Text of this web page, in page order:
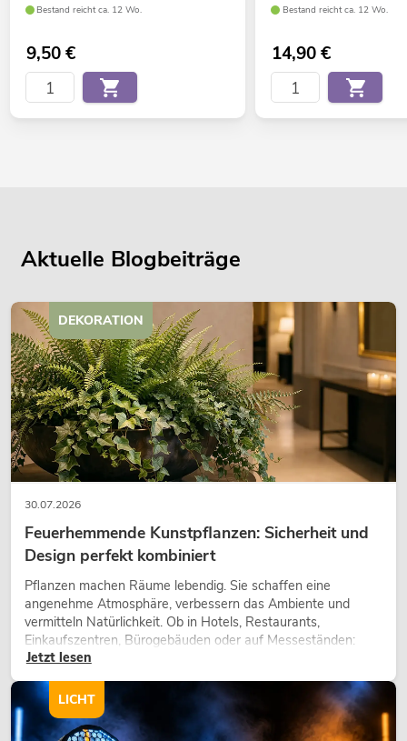
Bestand reicht ca. 12 Wo.
9,50€
Bestand reicht ca. 12 Wo.
14,90€
Aktuelle Blogbeiträge
30.07.2026
Feuerhemmende Kunstpflanzen: Sicherheit und
Design perfekt kombiniert
Pflanzen machen Räume lebendig. Sie schaffen eine
angenehme Atmosphäre, verbessern das Ambiente und
vermitteln Natürlichkeit. Ob in Hotels, Restaurants,
Einkaufszentren, Bürogebäuden oder auf Messeständen:
eine hochwertige Begrünung gehört heute längst zum
modernen Raumkonzept.
Jetzt lesen
DEKORATION
LICHT